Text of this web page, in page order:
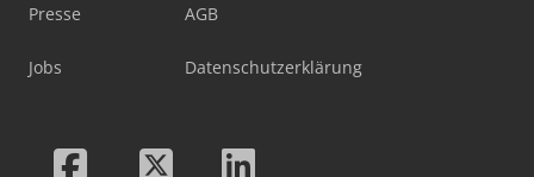
Presse
Jobs
AGB
Datenschutzerklärung